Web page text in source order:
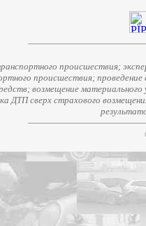
происшествия;
происшествия;
возмещение
ДТП сверх страхового